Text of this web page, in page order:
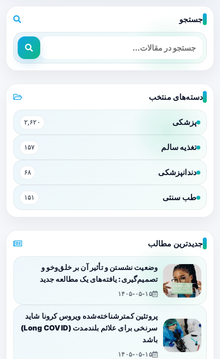
جستجو
دسته‌های منتخب
پزشکی ۲,۶۲۰
تغذیه سالم ۱۵۷
دندانپزشکی ۶۸
طب سنتی ۱۵۱
جدیدترین مطالب
وضعیت نشستن و تأثیر آن بر خلق‌وخو و
تصمیم‌گیری: یافته‌های یک مطالعه جدید
۱۴۰۵-۰۵-۱۵
پروتئین کمترشناخته‌شده ویروس کرونا شاید
سرنخی برای علائم بلندمدت (Long COVID)
باشد
۱۴۰۵-۰۵-۱۵